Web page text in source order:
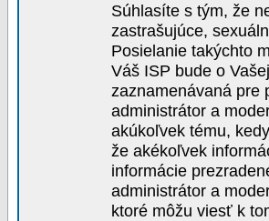
Súhlasíte s tým, že
zastrašujúce,
Posielanie takýchto
Váš ISP bude o
zaznamenávaná pre
administrátor a
akúkoľvek tému,
že akékoľvek
informácie
administrátor a
ktoré môžu viesť k